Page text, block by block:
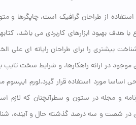
از طراحان گرافیک است، چاپگرها و
با هدف بهبود ابزارهای کاربردی می
بیشتری را برای طراحان رایانه ای
در ارائه راهکارها، و شرایط سخت تایپ
مورد استفاده قرار گیرد.لورم
و مجله در ستون و سطرآنچنان که لازم
در شصت و سه درصد گذشته حال و آینده،